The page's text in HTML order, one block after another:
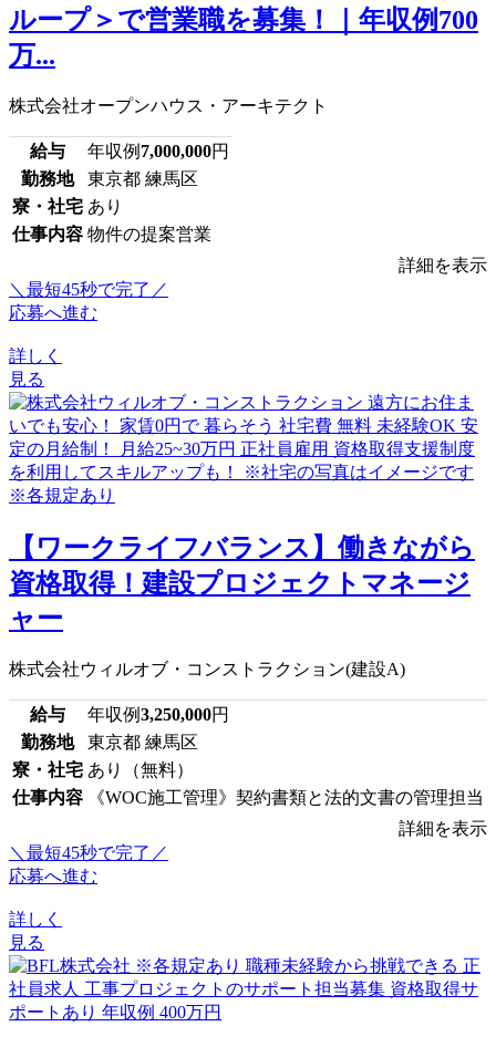
ループ＞で営業職を募集！｜年収例700
万...
株式会社オープンハウス・アーキテクト
給与 年収例 7,000,000円
勤務地
東京都 練馬区
寮・社宅 あり
仕事内容 物件の提案営業
詳細を表示
＼最短45秒で完了／
応募へ進む
詳しく
見る
【ワークライフバランス】働きながら
資格取得！建設プロジェクトマネージ
ャー
株式会社ウィルオブ・コンストラクション(建設A)
給与 年収例3,250,000円
勤務地
東京都 練馬区
寮・社宅 あり（無料）
仕事内容
《WOC施工管理》契約書類と法的文書の管理担当
詳細を表示
＼最短45秒で完了／
応募へ進む
詳しく
見る